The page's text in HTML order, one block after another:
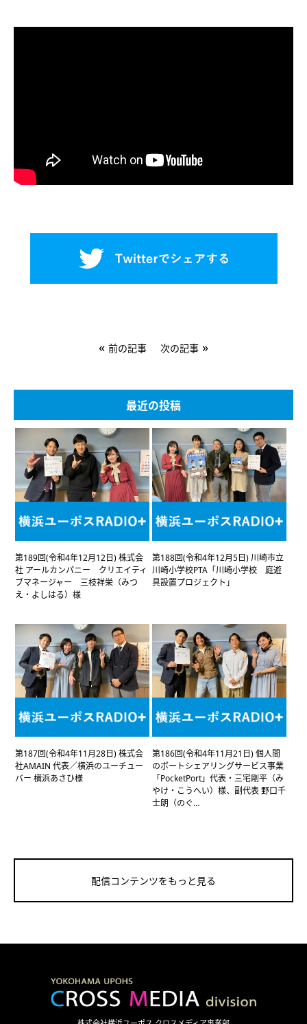
« 前の記事 次の記事 »
最近の投稿
第189回(令和4年12月12日) 株式会
社 アールカンパニー クリエイティ
ブマネージャー 三枝祥栄（みつ
え・よしはる）様
第188回(令和4年12月5日) 川崎市立
川崎小学校PTA「川崎小学校 庭遊
具設置プロジェクト」
第187回(令和4年11月28日) 株式会
社AMAIN 代表／横浜のユーチュー
バー 横浜あさひ様
第186回(令和4年11月21日) 個人間
のボートシェアリングサービス事業
「PocketPort」代表・三宅剛平（み
やけ・こうへい）様、副代表 野口千
士朗（のぐ…
配信コンテンツをもっと見る